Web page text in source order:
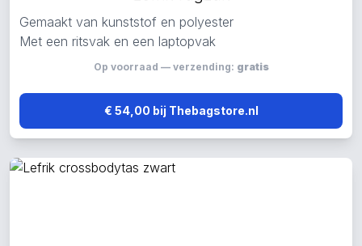
Gemaakt van kunststof en polyester
Met een ritsvak en een laptopvak
Op voorraad — verzending: gratis
€ 54,00 bij Thebagstore.nl